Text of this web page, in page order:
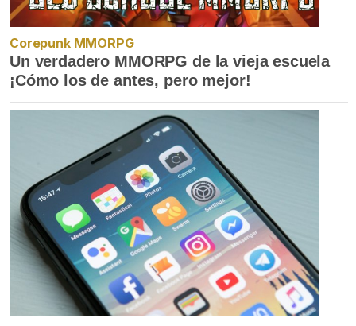
Corepunk MMORPG
Un verdadero MMORPG de la vieja escuela
¡Cómo los de antes, pero mejor!